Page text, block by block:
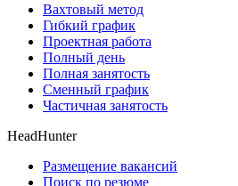
Вахтовый метод
Гибкий график
Проектная работа
Полный день
Полная занятость
Сменный график
Частичная занятость
HeadHunter
Размещение вакансий
Поиск по резюме